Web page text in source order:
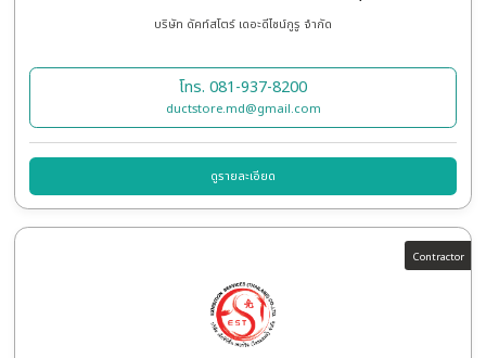
CUBICLE X CO.,LTD.
บริษัท คิวบิเคิล เอ็กซ์ จำกัด
โทร. 097-391-4461
isyaporn@cubiclex.co.th
ดูรายละเอียด